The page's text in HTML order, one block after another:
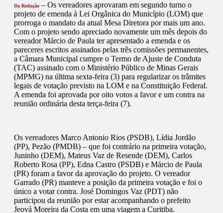
Da Redação – Os vereadores aprovaram em segundo turno o
projeto de emenda à Lei Orgânica do Município (LOM) que
prorroga o mandato da atual Mesa Diretora por mais um ano.
Com o projeto sendo apreciado novamente um mês depois do
vereador Márcio de Paula ter apresentado a emenda e os
pareceres escritos assinados pelas três comissões permanentes,
a Câmara Municipal cumpre o Termo de Ajuste de Conduta
(TAC) assinado com o Ministério Público de Minas Gerais
(MPMG) na última sexta-feira (3) para regularizar os trâmites
legais de votação previsto na LOM e na Constituição Federal.
A emenda foi aprovada por oito votos a favor e um contra na
reunião ordinária desta terça-feira (7).
Os vereadores Marco Antonio Rios (PSDB), Lídia Jordão
(PP), Pezão (PMDB) – que foi contrário na primeira votação,
Juninho (DEM), Mateus Vaz de Resende (DEM), Carlos
Roberto Rosa (PP), Edna Castro (PSDB) e Márcio de Paula
(PR) foram a favor da aprovação do projeto. O vereador
Garrado (PR) manteve a posição da primeira votação e foi o
único a votar contra. José Domingos Vaz (PDT) não
participou da reunião por estar acompanhando o prefeito
Jeová Moreira da Costa em uma viagem a Curitiba.